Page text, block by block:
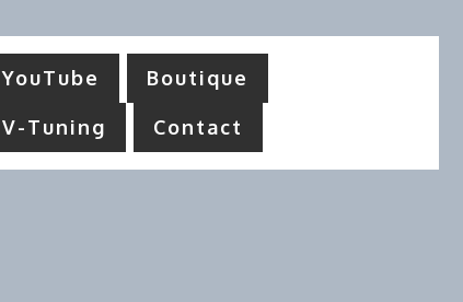
YouTube Boutique
V-Tuning Contact